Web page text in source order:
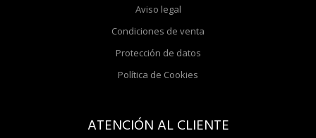
Aviso legal
Condiciones de venta
Protección de datos
Política de Cookies
ATENCIÓN AL CLIENTE